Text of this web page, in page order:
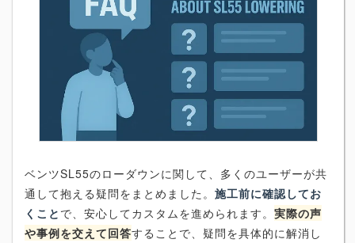
ベンツSL55のローダウンに関して、多くのユーザーが共
通して抱える疑問をまとめました。 施工前に確認してお
くこと で、安心してカスタムを進められます。 実際の声
や事例を交えて回答することで、疑問を具体的に解消し